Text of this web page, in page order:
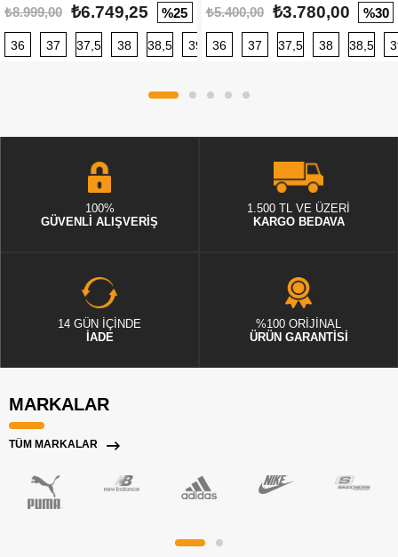
₺8.999,00 ₺6.749,25 %25
36 37 37,5 38 38,5 39 40 40,5 41 42 42,5
₺5.400,00 ₺3.780,00 %30
36 37 37,5 38 38,5
100%
GÜVENLİ ALIŞVERİŞ
1.500 TL VE ÜZERİ
KARGO BEDAVA
14 GÜN İÇİNDE
İADE
%100 ORİJİNAL
ÜRÜN GARANTİSİ
MARKALAR
TÜM MARKALAR